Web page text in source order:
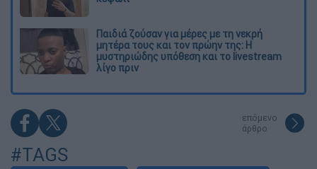
Παιδιά ζούσαν για μέρες με τη νεκρή
μητέρα τους και τον πρώην της: Η
μυστηριώδης υπόθεση και το livestream
λίγο πριν
επόμενο
άρθρο
#TAGS